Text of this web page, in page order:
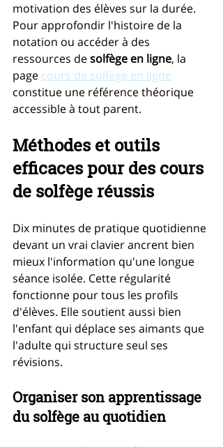
motivation des élèves sur la durée.
Pour approfondir l'histoire de la
notation ou accéder à des
ressources de solfège en ligne, la
page cours de solfège en ligne
constitue une référence théorique
accessible à tout parent.
Méthodes et outils
efficaces pour des cours
de solfège réussis
Dix minutes de pratique quotidienne
devant un vrai clavier ancrent bien
mieux l'information qu'une longue
séance isolée. Cette régularité
fonctionne pour tous les profils
d'élèves. Elle soutient aussi bien
l'enfant qui déplace ses aimants que
l'adulte qui structure seul ses
révisions.
Organiser son apprentissage
du solfège au quotidien